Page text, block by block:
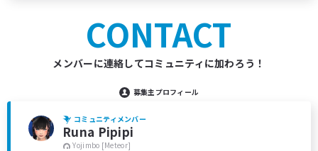
CONTACT
メンバーに連絡してコミュニティに加わろう！
募集主プロフィール
コミュニティメンバー
Runa Pipipi
Yojimbo [Meteor]